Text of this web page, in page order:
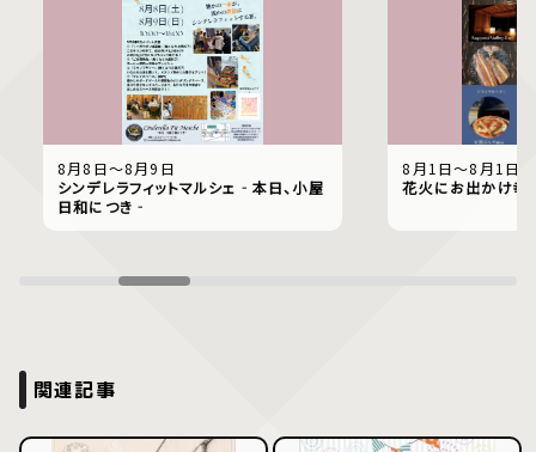
8月8日〜8月9日
シンデレラフィットマルシェ‐本日、小屋
日和につき‐
8月1日〜8月1日
花火にお出かけ幸
関連記事